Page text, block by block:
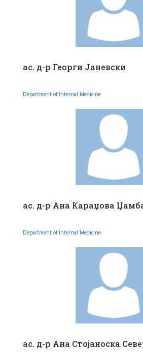
ас. д-р Георги Јаневски
Department of Internal Medicine
ас. д-р Ана Караџова
Department of Internal Medicine
ас. д-р Ана Стојаноска